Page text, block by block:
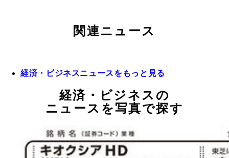
関連ニュース
経済・ビジネスニュースをもっと見る
経済・ビジネスの
ニュースを写真で探す